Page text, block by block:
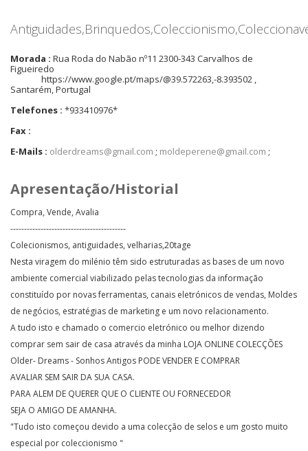
Morada : Rua Roda do Nabão nº11 2300-343 Carvalhos de
Figueiredo
https://www.google.pt/maps/@39.572263,-8.393502 ,
Santarém, Portugal
Telefones : *933410976*
Fax :
E-Mails : olderdreams@gmail.com ; moldeperene@gmail.com ;
Apresentação/Historial
Compra, Vende, Avalia
------------------------------------------
Colecionismos, antiguidades, velharias,20tage
Nesta viragem do milénio têm sido estruturadas as bases de um novo
ambiente comercial viabilizado pelas tecnologias da informação
constituído por novas ferramentas, canais eletrónicos de vendas, Moldes
de negócios, estratégias de marketing e um novo relacionamento.
A tudo isto e chamado o comercio eletrónico ou melhor dizendo
comprar sem sair de casa através da minha LOJA ONLINE COLECÇÕES
Older- Dreams - Sonhos Antigos PODE VENDER E COMPRAR
AVALIAR SEM SAIR DA SUA CASA.
PARA ALEM DE QUERER QUE O CLIENTE OU FORNECEDOR
SEJA O AMIGO DE AMANHA.
"Tudo isto começou devido a uma colecção de selos e um gosto muito
especial por coleccionismo "